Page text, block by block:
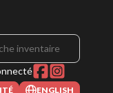
ENGLISH